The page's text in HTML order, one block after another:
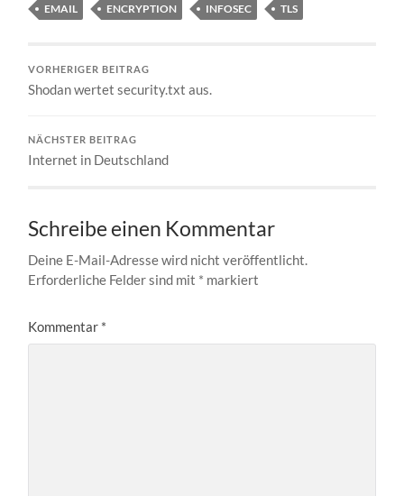
EMAIL ENCRYPTION INFOSEC TLS
VORHERIGER BEITRAG
Shodan wertet security.txt aus.
NÄCHSTER BEITRAG
Internet in Deutschland
Schreibe einen Kommentar
Deine E-Mail-Adresse wird nicht veröffentlicht.
Erforderliche Felder sind mit * markiert
Kommentar *